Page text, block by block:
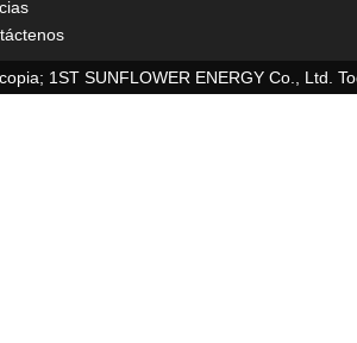
1ST SUNFLOWER ENERGY Co., Ltd.